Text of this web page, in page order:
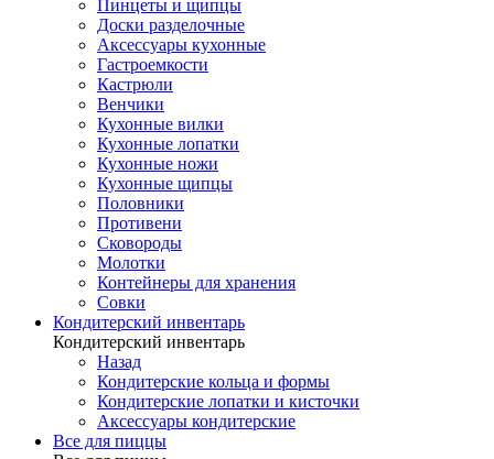
Пинцеты и щипцы
Доски разделочные
Аксессуары кухонные
Гастроемкости
Кастрюли
Венчики
Кухонные вилки
Кухонные лопатки
Кухонные ножи
Кухонные щипцы
Половники
Противени
Сковороды
Молотки
Контейнеры для хранения
Совки
Кондитерский инвентарь
Кондитерский инвентарь
Назад
Кондитерские кольца и формы
Кондитерские лопатки и кисточки
Аксессуары кондитерские
Все для пиццы